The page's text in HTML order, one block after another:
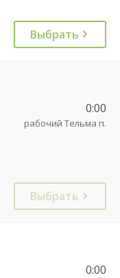
Выбрать
0:00
рабочий Тельма п.
Выбрать
0:00